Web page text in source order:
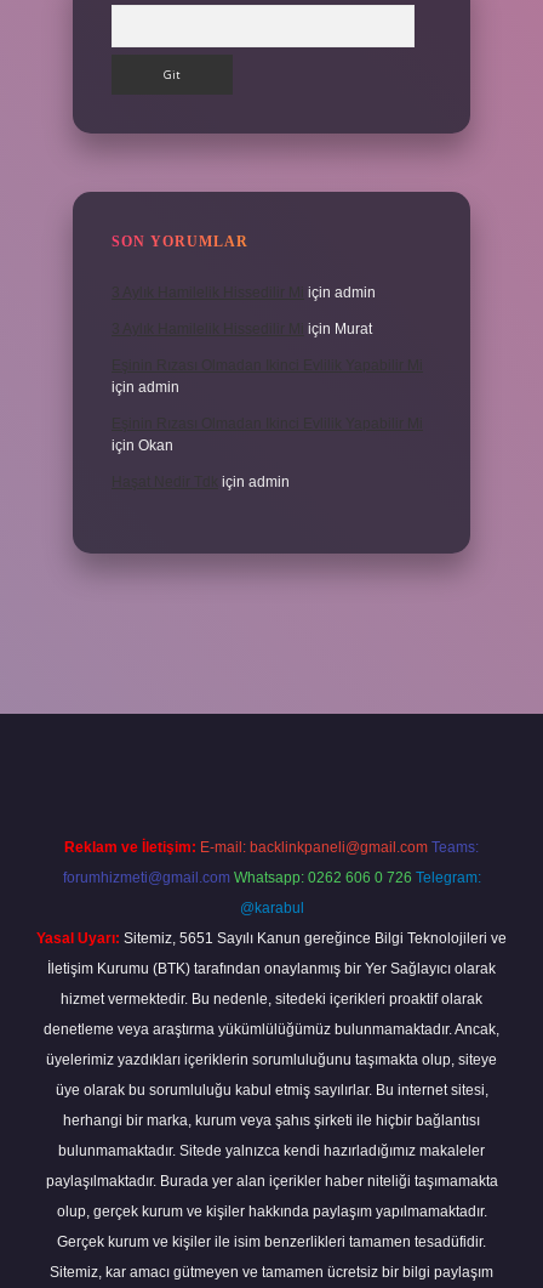
SON YORUMLAR
için admin
için Murat
için admin
için Okan
için admin
Reklam ve İletişim: E-mail: backlinkpaneli@gmail.com Teams:
forumhizmeti@gmail.com Whatsapp: 0262 606 0 726 Telegram:
@karabul
Yasal Uyarı: Sitemiz, 5651 Sayılı Kanun gereğince Bilgi Teknolojileri ve
İletişim Kurumu (BTK) tarafından onaylanmış bir Yer Sağlayıcı olarak
hizmet vermektedir. Bu nedenle, sitedeki içerikleri proaktif olarak
denetleme veya araştırma yükümlülüğümüz bulunmamaktadır. Ancak,
üyelerimiz yazdıkları içeriklerin sorumluluğunu taşımakta olup, siteye
üye olarak bu sorumluluğu kabul etmiş sayılırlar. Bu internet sitesi,
herhangi bir marka, kurum veya şahıs şirketi ile hiçbir bağlantısı
bulunmamaktadır. Sitede yalnızca kendi hazırladığımız makaleler
paylaşılmaktadır. Burada yer alan içerikler haber niteliği taşımamakta
olup, gerçek kurum ve kişiler hakkında paylaşım yapılmamaktadır.
Gerçek kurum ve kişiler ile isim benzerlikleri tamamen tesadüfidir.
Sitemiz, kar amacı gütmeyen ve tamamen ücretsiz bir bilgi paylaşım